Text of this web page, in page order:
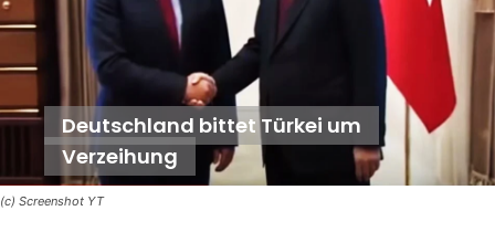
(c) Screenshot YT
Deutschland bittet Türkei um
Verzeihung